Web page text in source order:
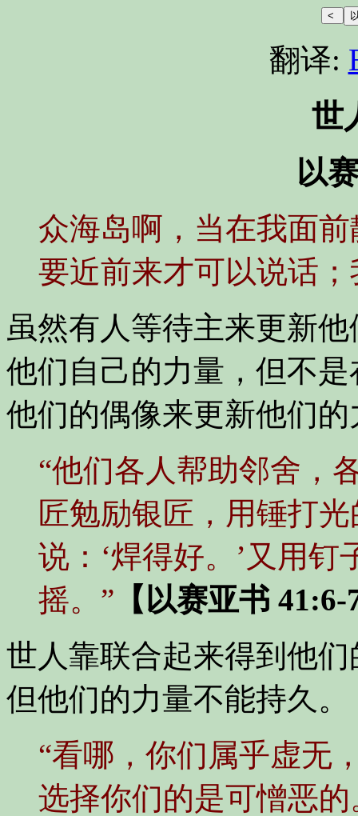
翻译:
世
以
众海岛啊，当在我面
要近前来才可以说话
虽然有人等待主来更新
他们自己的力量，但不
他们的偶像来更新他们的
“他们各人帮助邻舍，
匠勉励银匠，用锤打
说：‘焊得好。’又用
摇。” 【以赛亚书 41:6-
世人靠联合起来得到他
但他们的力量不能持久。
“看哪，你们属乎虚无
选择你们的是可憎恶的